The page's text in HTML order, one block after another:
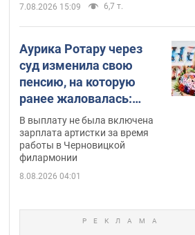
7.08.2026 15:09 6,7 т.
Аурика Ротару через
суд изменила свою
пенсию, на которую
ранее жаловалась:
сколько получала
певица
В выплату не была включена
зарплата артистки за время
работы в Черновицкой
филармонии
8.08.2026 04:01